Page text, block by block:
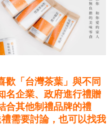
歡「台灣茶葉」與不同
名企業、政府進行禮贈
合其他制禮品牌的禮
需要討論，也可以找我